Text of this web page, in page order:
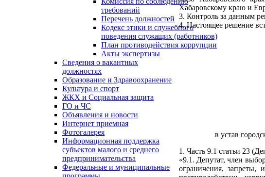
требований
Перечень должностей
Кодекс этики и служебного
поведения служащих (работников)
План противодействия коррупции
Акты экспертизы
Сведения о вакантных
должностях
Образование и Здравоохранение
Культура и спорт
ЖКХ и Социальная защита
ГО и ЧС
Объявления и новости
Интернет приемная
Фотогалерея
Информационная поддержка
субъектов малого и среднего
предпринимательства
Федеральные и муниципальные
Хабаровскому краю и
3. Контроль за данным
4. Настоящее решение
в устав
1. Часть 9.1 статьи 23
«9.1. Депутат, член
ограничения,